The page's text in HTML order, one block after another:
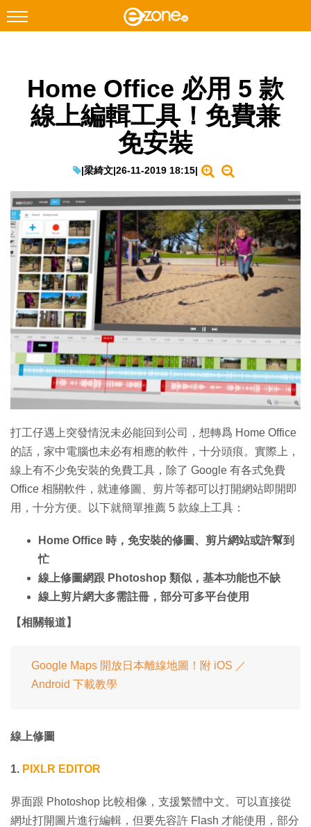
Facebook Instagram
科技焦點
教學評測
EduTech
IT Times
生成式AI與雲端應用
Enterprise Digital Transformation
特集
Home Office 必用 5 款
線上編輯工具！免費兼
免安裝
|梁綺文|26-11-2019 18:15|
打工仔遇上突發情況未必能回到公司，想轉爲 Home Office
的話，家中電腦也未必有相應的軟件，十分頭痕。實際上，
線上有不少免安裝的免費工具，除了 Google 有各式免費
Office 相關軟件，就連修圖、剪片等都可以打開網站即開即
用，十分方便。以下就簡單推薦 5 款線上工具：
Home Office 時，免安裝的修圖、剪片網站或許幫到
忙
線上修圖網跟 Photoshop 類似，基本功能也不缺
線上剪片網大多需註冊，部分可多平台使用
【相關報道】
Google Maps 開放日本離線地圖！附 iOS ／
Android 下載教學
線上修圖
1. PIXLR EDITOR
界面跟 Photoshop 比較相像，支援繁體中文。可以直接從
網址打開圖片進行編輯，但要先容許 Flash 才能使用，部分